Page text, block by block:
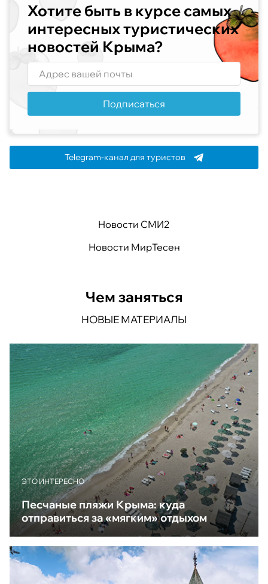
Хотите быть в курсе самых
интересных туристических
новостей Крыма?
Подписаться
Telegram-канал для туристов
Новости СМИ2
Новости МирТесен
Чем заняться
НОВЫЕ МАТЕРИАЛЫ
ЭТО ИНТЕРЕСНО
Песчаные пляжи Крыма: куда
отправиться за «мягким» отдыхом